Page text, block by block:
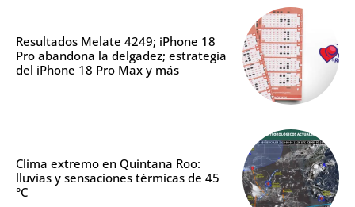
Resultados Melate 4249; iPhone 18
Pro abandona la delgadez; estrategia
del iPhone 18 Pro Max y más
Clima extremo en Quintana Roo:
lluvias y sensaciones térmicas de 45
°C